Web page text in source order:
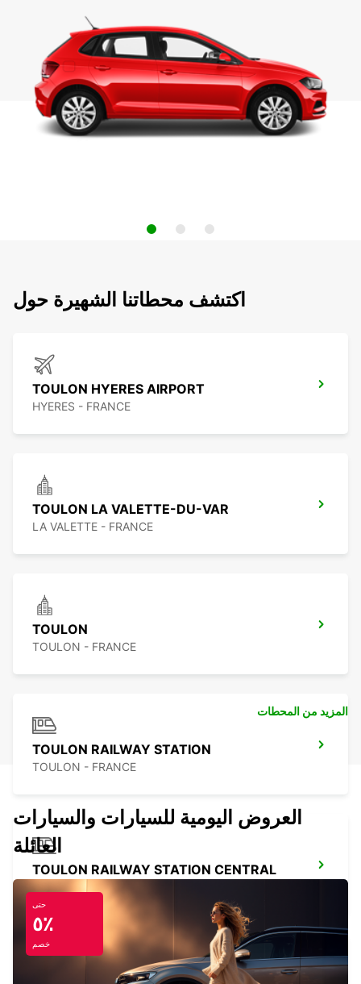
اكتشف محطاتنا الشهيرة حول
TOULON HYERES AIRPORT
HYERES - FRANCE
TOULON LA VALETTE-DU-VAR
LA VALETTE - FRANCE
TOULON
TOULON - FRANCE
TOULON RAILWAY STATION
TOULON - FRANCE
TOULON RAILWAY STATION CENTRAL
TOULON - FRANCE
المزيد من المحطات
العروض اليومية للسيارات والسيارات
العائلة
حتى
٥٪
خصم